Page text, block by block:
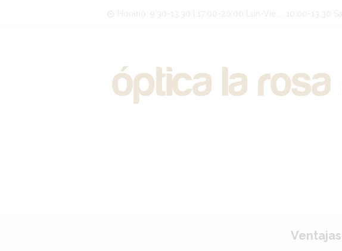
Horario: 9:30-13.30 | 17:00-20:00 Lun-Vie ... 10:00-13.30